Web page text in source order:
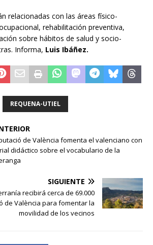
relacionadas con las áreas físico-
rehabilitación preventiva,
sobre hábitos de salud y socio-
Informa, Luis Ibáñez.
REQUENA-UTIEL
de València fomenta el valenciano con
didáctico sobre el vocabulario de la
SIGUIENTE
recibirá cerca de 69.000
de València para fomentar la
movilidad de los vecinos